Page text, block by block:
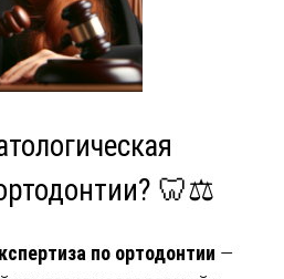
🦷⚖️
по ортодонтии —